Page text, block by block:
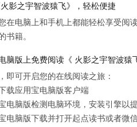
影之宇智波猿飞》，轻松便捷
在电脑上和手机上都能轻松享受阅
书籍。
脑版上免费阅读《 火影之宇智波猿
即可开启您的在线阅读之旅：
载应用宝电脑版客户端
电脑版检测电脑环境，安装引擎以
电脑版下载并打开起点读书或者微